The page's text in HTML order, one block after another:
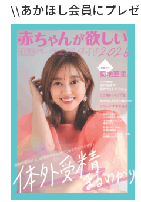
\\あかほし会員にプレ